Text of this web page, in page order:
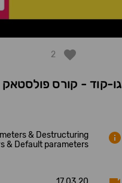
2
גו-קוד - קורס פולסטאק -
& Destructuring
& Default parameters